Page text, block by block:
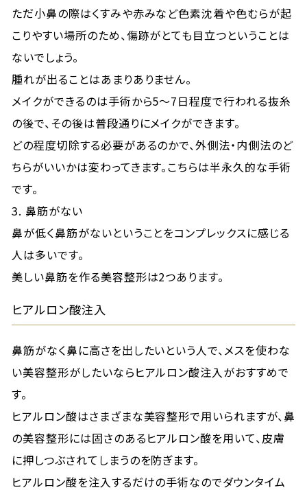
ただ小鼻の際はくすみや赤みなど色素沈着や色むらが起
こりやすい場所のため、傷跡がとても目立つということは
ないでしょう。
腫れが出ることはあまりありません。
メイクができるのは手術から5～7日程度で行われる抜糸
の後で、その後は普段通りにメイクができます。
どの程度切除する必要があるのかで、外側法・内側法のど
ちらがいいかは変わってきます。こちらは半永久的な手術
です。
3. 鼻筋がない
鼻が低く鼻筋がないということをコンプレックスに感じる
人は多いです。
美しい鼻筋を作る美容整形は2つあります。
ヒアルロン酸注入
鼻筋がなく鼻に高さを出したいという人で、メスを使わな
い美容整形がしたいならヒアルロン酸注入がおすすめで
す。
ヒアルロン酸はさまざまな美容整形で用いられますが、鼻
の美容整形には固さのあるヒアルロン酸を用いて、皮膚
に押しつぶされてしまうのを防ぎます。
ヒアルロン酸を注入するだけの手術なのでダウンタイム